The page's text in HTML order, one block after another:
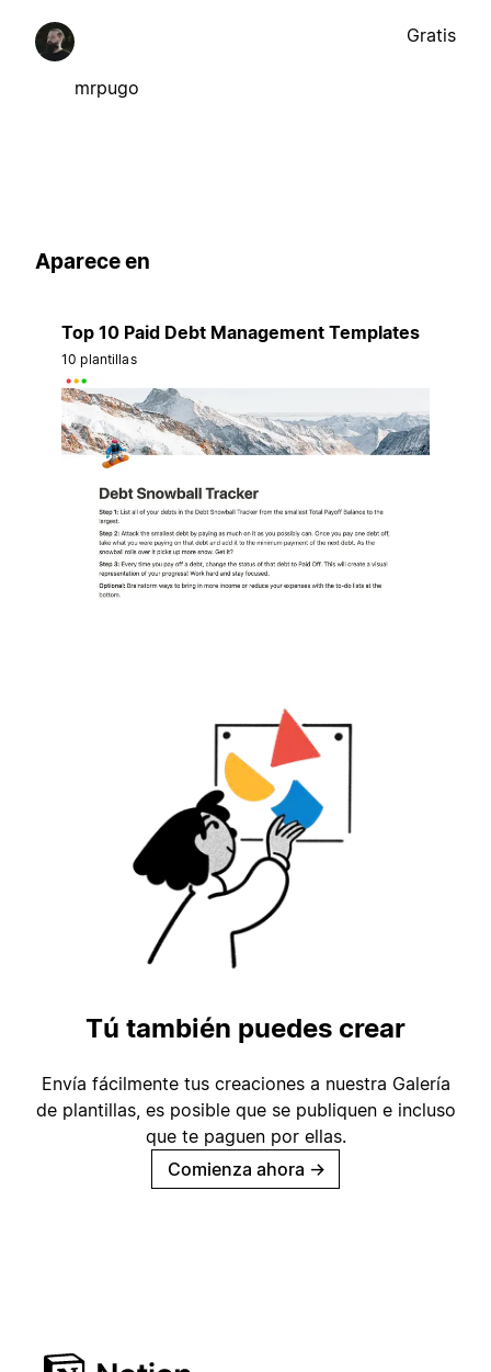
mrpugo
Gratis
Aparece en
Top 10 Paid Debt Management Templates
10 plantillas
Tú también puedes crear
Envía fácilmente tus creaciones a nuestra Galería
de plantillas, es posible que se publiquen e incluso
que te paguen por ellas.
Comienza ahora →